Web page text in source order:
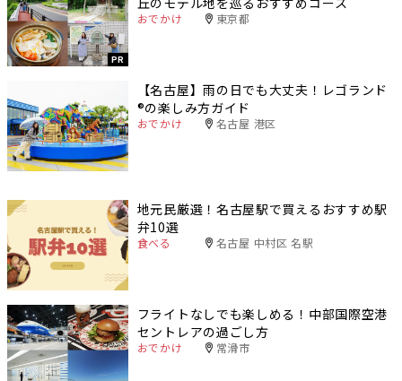
PR
おでかけ 東京都
【名古屋】雨の日でも大丈夫！レゴランド
®️の楽しみ方ガイド
おでかけ 名古屋 港区
地元民厳選！名古屋駅で買えるおすすめ駅
弁10選
食べる 名古屋 中村区 名駅
フライトなしでも楽しめる！中部国際空港
セントレアの過ごし方
おでかけ 常滑市